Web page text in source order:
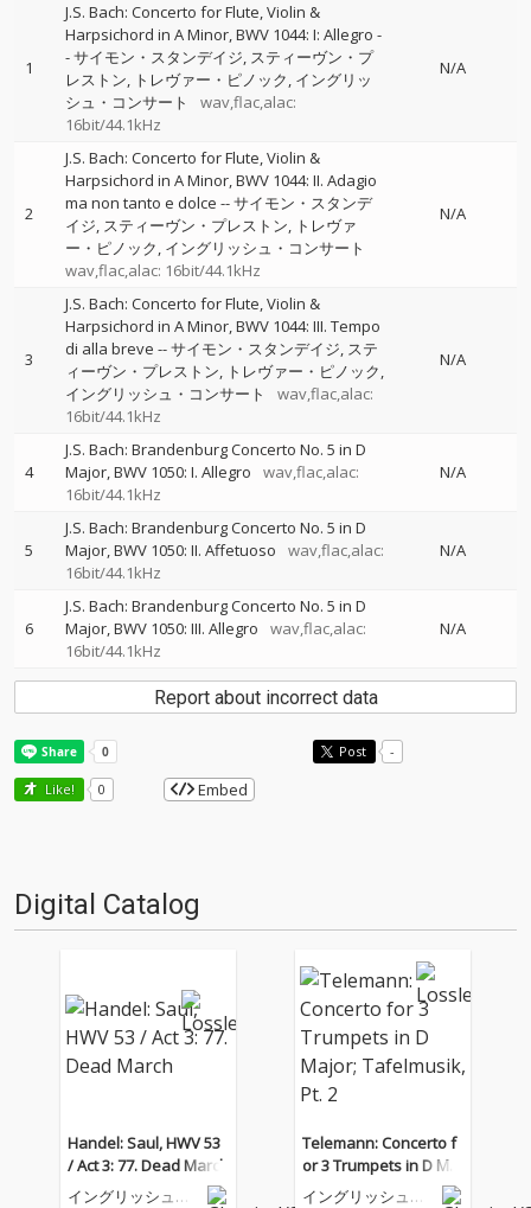
1
J.S. Bach: Concerto for Flute, Violin &
Harpsichord in A Minor, BWV 1044: I: Allegro -
-サイモン・スタンデイジ スティーヴン・プ
レストン
トレヴァー・ピノック イングリッ
シュ・コンサート
wav,flac,alac:
16bit/44.1kHz
N/A
2
J.S. Bach: Concerto for Flute, Violin &
Harpsichord in A Minor, BWV 1044: II. Adagio
ma non tanto e dolce --サイモン・スタンデ
イジ スティーヴン・プレストン
トレヴァ
ー・ピノック イングリッシュ・コンサート
wav,flac,alac: 16bit/44.1kHz
N/A
3
J.S. Bach: Concerto for Flute, Violin &
Harpsichord in A Minor, BWV 1044: III. Tempo
di alla breve --サイモン・スタンデイジ ステ
ィーヴン・プレストン
トレヴァー・ピノック
イングリッシュ・コンサート
wav,flac,alac:
16bit/44.1kHz
N/A
4
J.S. Bach: Brandenburg Concerto No. 5 in D
Major, BWV 1050: I. Allegro
wav,flac,alac:
16bit/44.1kHz
N/A
5
J.S. Bach: Brandenburg Concerto No. 5 in D
Major, BWV 1050: II. Affetuoso
wav,flac,alac:
16bit/44.1kHz
N/A
6
J.S. Bach: Brandenburg Concerto No. 5 in D
Major, BWV 1050: III. Allegro
wav,flac,alac:
16bit/44.1kHz
N/A
Report about incorrect data
Post -
Like! 0 Embed
Digital Catalog
Handel: Saul, HWV 53
/ Act 3: 77. Dead March
イングリッシュ・
Telemann: Concerto f
or 3 Trumpets in D Maj
or; Tafelmusik, Pt. 2
イングリッシュ・